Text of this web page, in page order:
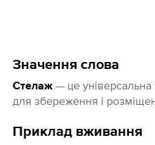
Значення слова
Стелаж— це універсальна
для збереження і
Приклад вживання